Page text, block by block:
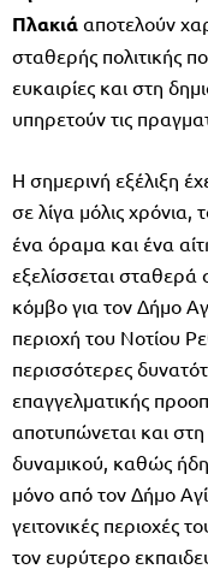
Πλακιά αποτελούν
σταθερής πολιτικής
ευκαιρίες και στη
υπηρετούν τις
Η σημερινή εξέλιξη
σε λίγα μόλις χρόνια,
ένα όραμα και ένα
εξελίσσεται σταθερά
κόμβο για τον Δήμο
περιοχή του Νοτίου
περισσότερες
επαγγελματικής
αποτυπώνεται και
δυναμικού, καθώς ήδη
μόνο από τον Δήμο
γειτονικές περιοχές
τον ευρύτερο